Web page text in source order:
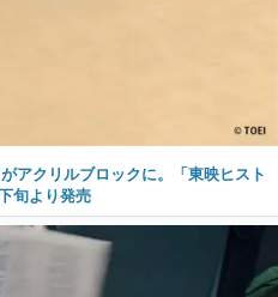
アクリルブロックに。「東映ヒスト
旬より発売